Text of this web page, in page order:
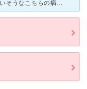
胃痛と背中の痛みとがあり、設備が整っていそうなこちらの病院で診察してもらいました。人間ドックなども受け付けていることもあり、院内は大変綺麗で検査用の機械などもかなり整っているように思いました。